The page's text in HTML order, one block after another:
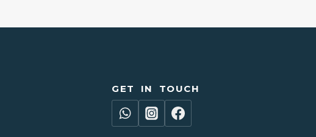
TULANG
(FRAKTUR)
GET IN TOUCH